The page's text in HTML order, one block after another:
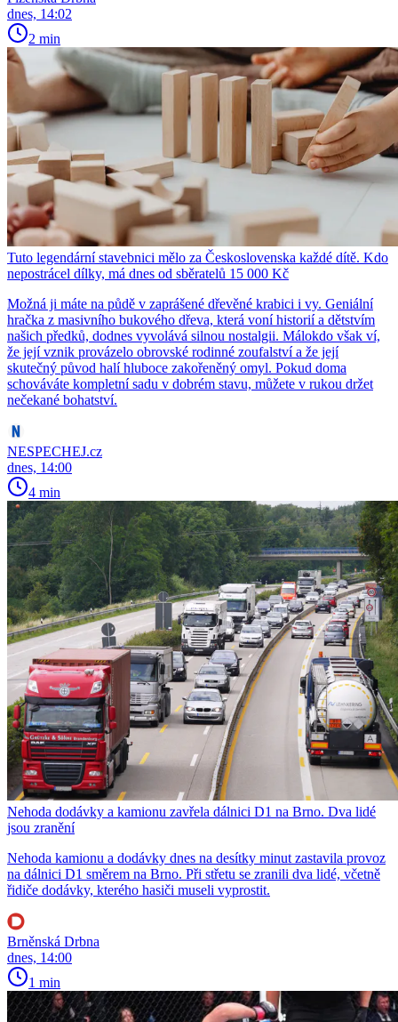
dnes, 14:02
2 min
Tuto legendární stavebnici mělo za Československa každé dítě. Kdo
nepostrácel dílky, má dnes od sběratelů 15 000 Kč
Možná ji máte na půdě v zaprášené dřevěné krabici i vy. Geniální
hračka z masivního bukového dřeva, která voní historií a dětstvím
našich předků, dodnes vyvolává silnou nostalgii. Málokdo však ví,
že její vznik provázelo obrovské rodinné zoufalství a že její
skutečný původ halí hluboce zakořeněný omyl. Pokud doma
schováváte kompletní sadu v dobrém stavu, můžete v rukou držet
nečekané bohatství.
NESPECHEJ.cz
dnes, 14:00
4 min
Nehoda dodávky a kamionu zavřela dálnici D1 na Brno. Dva lidé
jsou zranění
Nehoda kamionu a dodávky dnes na desítky minut zastavila provoz
na dálnici D1 směrem na Brno. Při střetu se zranili dva lidé, včetně
řidiče dodávky, kterého hasiči museli vyprostit.
Brněnská Drbna
dnes, 14:00
1 min